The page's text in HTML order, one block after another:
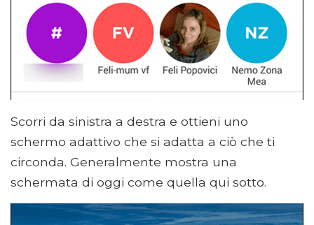
Scorri da sinistra a destra e ottieni uno
schermo adattivo che si adatta a ciò che ti
circonda. Generalmente mostra una
schermata di oggi come quella qui sotto.